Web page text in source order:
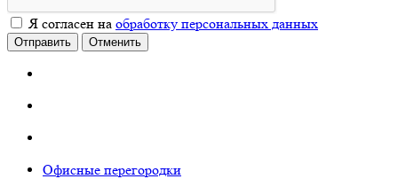
Я согласен на обработку персональных данных
Отправить Отменить
Офисные перегородки